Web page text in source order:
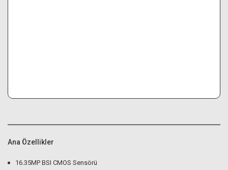
Ana Özellikler
16.35MP BSI CMOS Sensörü